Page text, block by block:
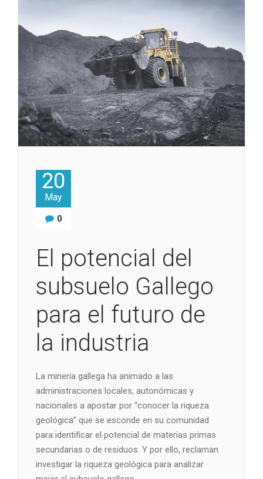
20
May
0
El potencial del
subsuelo Gallego
para el futuro de
la industria
La minería gallega ha animado a las
administraciones locales, autonómicas y
nacionales a apostar por “conocer la riqueza
geológica” que se esconde en su comunidad
para identificar el potencial de materias primas
secundarias o de residuos. Y por ello, reclaman
investigar la riqueza geológica para analizar